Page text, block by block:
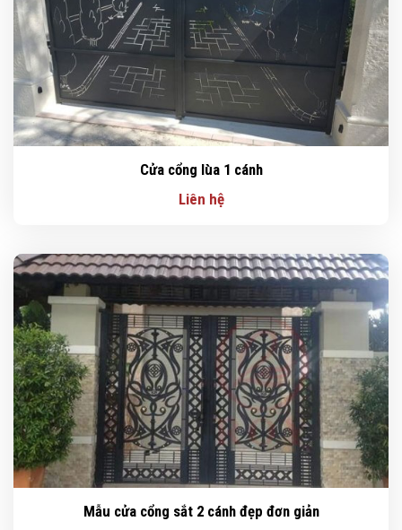
Cửa cổng lùa 1 cánh
Liên hệ
Mẫu cửa cổng sắt 2 cánh đẹp đơn giản